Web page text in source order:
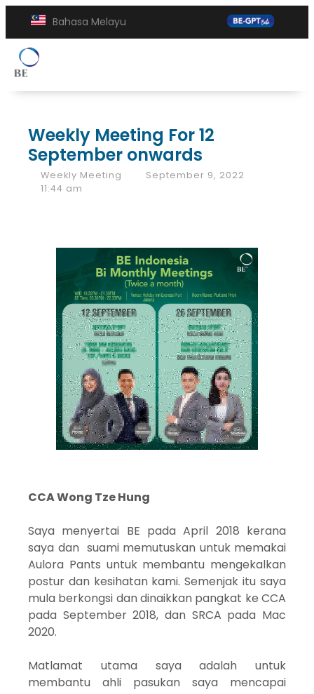
Bahasa Melayu
Weekly Meeting For 12
September onwards
Weekly Meeting
September 9, 2022
11:44 am
CCA Wong Tze Hung
Saya menyertai BE pada April 2018 kerana
saya dan suami memutuskan untuk memakai
Aulora Pants untuk membantu mengekalkan
postur dan kesihatan kami. Semenjak itu saya
mula berkongsi dan dinaikkan pangkat ke CCA
pada September 2018, dan SRCA pada Mac
2020.
Matlamat utama saya adalah untuk
membantu ahli pasukan saya mencapai